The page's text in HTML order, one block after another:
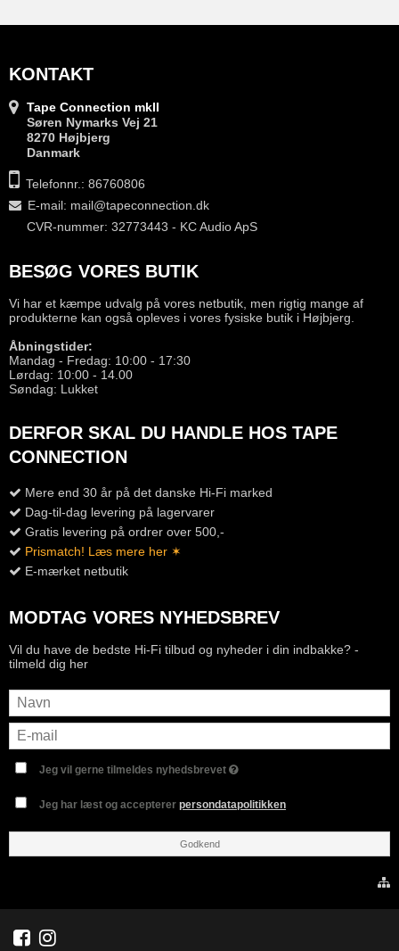
KONTAKT
Tape Connection mkII
Søren Nymarks Vej 21
8270 Højbjerg
Danmark
Telefonnr.: 86760806
E-mail: mail@tapeconnection.dk
CVR-nummer: 32773443 - KC Audio ApS
BESØG VORES BUTIK
Vi har et kæmpe udvalg på vores netbutik, men rigtig mange af
produkterne kan også opleves i vores fysiske butik i Højbjerg.
Åbningstider:
Mandag - Fredag: 10:00 - 17:30
Lørdag: 10:00 - 14.00
Søndag: Lukket
DERFOR SKAL DU HANDLE HOS TAPE
CONNECTION
Mere end 30 år på det danske Hi-Fi marked
Dag-til-dag levering på lagervarer
Gratis levering på ordrer over 500,-
Prismatch! Læs mere her ✶
E-mærket netbutik
MODTAG VORES NYHEDSBREV
Vil du have de bedste Hi-Fi tilbud og nyheder i din indbakke? -
tilmeld dig her
Jeg vil gerne tilmeldes nyhedsbrevet
Jeg har læst og acceptererpersondatapolitikken
Godkend